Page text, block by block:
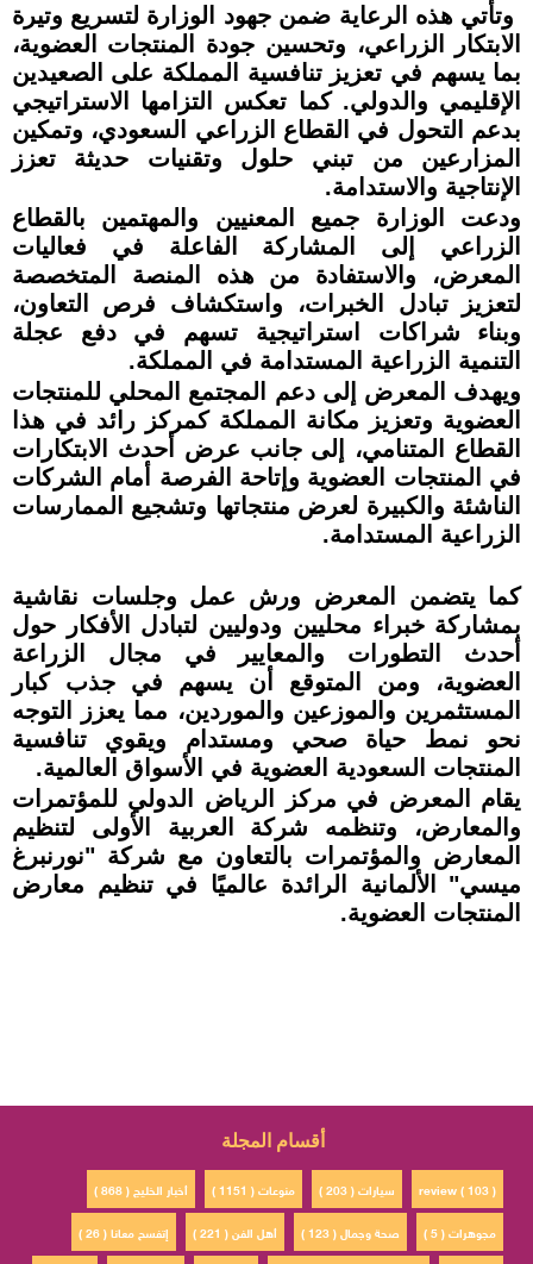
وتأتي هذه الرعاية ضمن جهود الوزارة لتسريع وتيرة
الابتكار الزراعي، وتحسين جودة المنتجات العضوية،
بما يسهم في تعزيز تنافسية المملكة على الصعيدين
الإقليمي والدولي. كما تعكس التزامها الاستراتيجي
بدعم التحول في القطاع الزراعي السعودي، وتمكين
المزارعين من تبني حلول وتقنيات حديثة تعزز
الإنتاجية والاستدامة.
ودعت الوزارة جميع المعنيين والمهتمين بالقطاع
الزراعي إلى المشاركة الفاعلة في فعاليات
المعرض، والاستفادة من هذه المنصة المتخصصة
لتعزيز تبادل الخبرات، واستكشاف فرص التعاون،
وبناء شراكات استراتيجية تسهم في دفع عجلة
التنمية الزراعية المستدامة في المملكة.
ويهدف المعرض إلى دعم المجتمع المحلي للمنتجات
العضوية وتعزيز مكانة المملكة كمركز رائد في هذا
القطاع المتنامي، إلى جانب عرض أحدث الابتكارات
في المنتجات العضوية وإتاحة الفرصة أمام الشركات
الناشئة والكبيرة لعرض منتجاتها وتشجيع الممارسات
الزراعية المستدامة.
كما يتضمن المعرض ورش عمل وجلسات نقاشية
بمشاركة خبراء محليين ودوليين لتبادل الأفكار حول
أحدث التطورات والمعايير في مجال الزراعة
العضوية، ومن المتوقع أن يسهم في جذب كبار
المستثمرين والموزعين والموردين، مما يعزز التوجه
نحو نمط حياة صحي ومستدام ويقوي تنافسية
المنتجات السعودية العضوية في الأسواق العالمية.
يقام المعرض في مركز الرياض الدولي للمؤتمرات
والمعارض، وتنظمه شركة العربية الأولى لتنظيم
المعارض والمؤتمرات بالتعاون مع شركة "نورنبرغ
ميسي" الألمانية الرائدة عالميًا في تنظيم معارض
المنتجات العضوية.
أقسام المجلة
أخبار الخليج ( 868 ) منوعات ( 1151 ) سيارات ( 203 )
review ( 103 )
إتفسح معانا ( 26 )
أهل الفن ( 221 ) صحة وجمال ( 123 )
مجوهرات ( 5 )